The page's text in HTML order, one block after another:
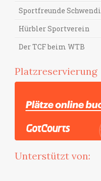
Sportfreunde Schwendi
Hürbler Sportverein
Der TCF beim WTB
Platzreservierung
Unterstützt von: